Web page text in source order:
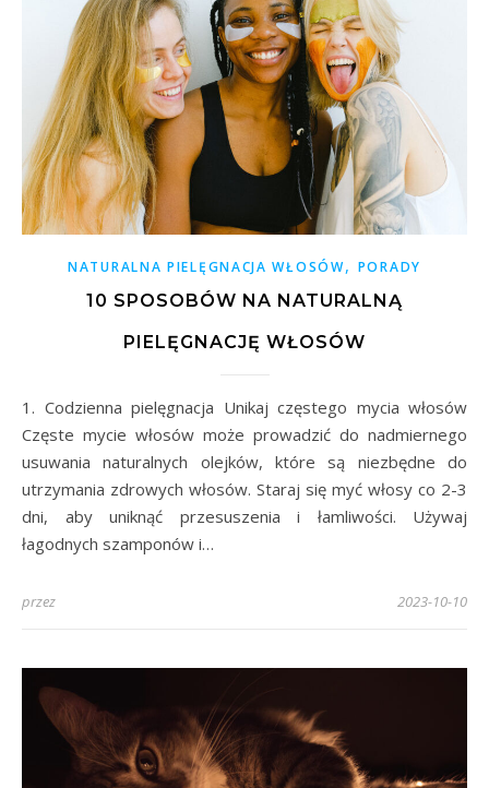
NATURALNA PIELĘGNACJA WŁOSÓW, PORADY
10 SPOSOBÓW NA NATURALNĄ
PIELĘGNACJĘ WŁOSÓW
1. Codzienna pielęgnacja Unikaj częstego mycia włosów
Częste mycie włosów może prowadzić do nadmiernego
usuwania naturalnych olejków, które są niezbędne do
utrzymania zdrowych włosów. Staraj się myć włosy co 2-3
dni, aby uniknąć przesuszenia i łamliwości. Używaj
łagodnych szamponów i…
przez 2023-10-10